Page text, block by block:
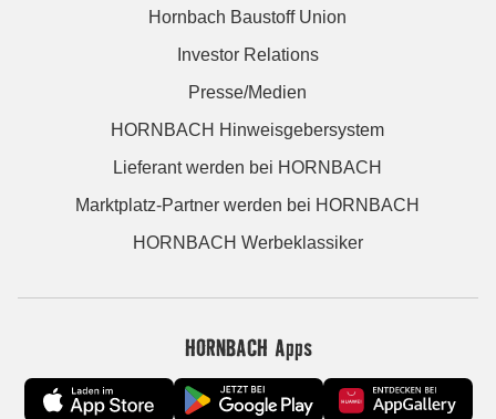
Hornbach Baustoff Union
Investor Relations
Presse/Medien
HORNBACH Hinweisgebersystem
Lieferant werden bei HORNBACH
Marktplatz-Partner werden bei HORNBACH
HORNBACH Werbeklassiker
HORNBACH Apps